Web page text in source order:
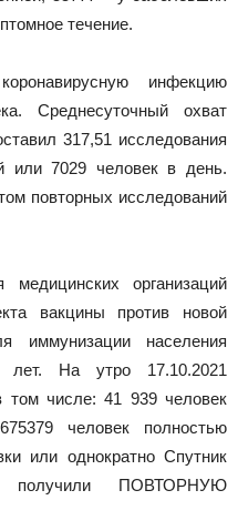
течение.
инфекцию
Среднесуточный охват
317,51 исследования
или 7029 человек в день.
повторных исследований
организаций
вакцины против новой
иммунизации населения
лет. На утро 17.10.2021
том числе: 41 939 человек
человек полностью
или однократно Спутник
ПОВТОРНУЮ